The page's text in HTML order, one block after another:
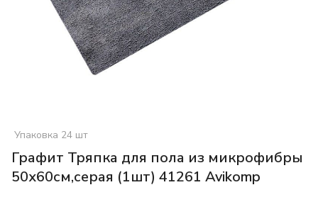
Упаковка 24 шт
Графит Тряпка для пола из микрофибры
50х60см,серая (1шт) 41261 Avikomp